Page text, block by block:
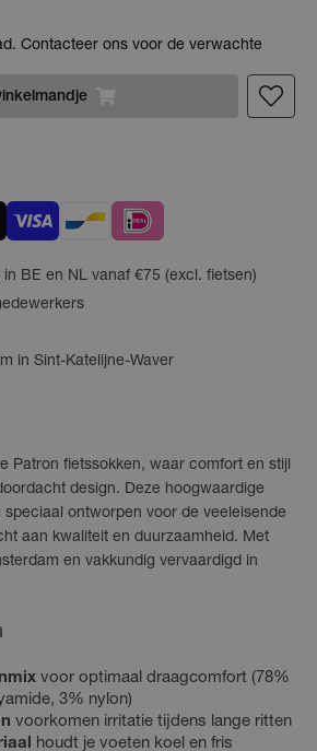
Contacteer ons voor de verwachte
BE en NL vanaf €75 (excl. fietsen)
in Sint-Katelijne-Waver
Patron fietssokken, waar comfort en stijl
design. Deze hoogwaardige
speciaal ontworpen voor de veeleisende
aan kwaliteit en duurzaamheid. Met
en vakkundig vervaardigd in
voor optimaal draagcomfort (78%
3% nylon)
voorkomen irritatie tijdens lange ritten
houdt je voeten koel en fris